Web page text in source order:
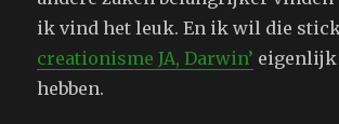
ik vind het leuk. En ik wil die
creationisme JA, Darwin’
hebben.